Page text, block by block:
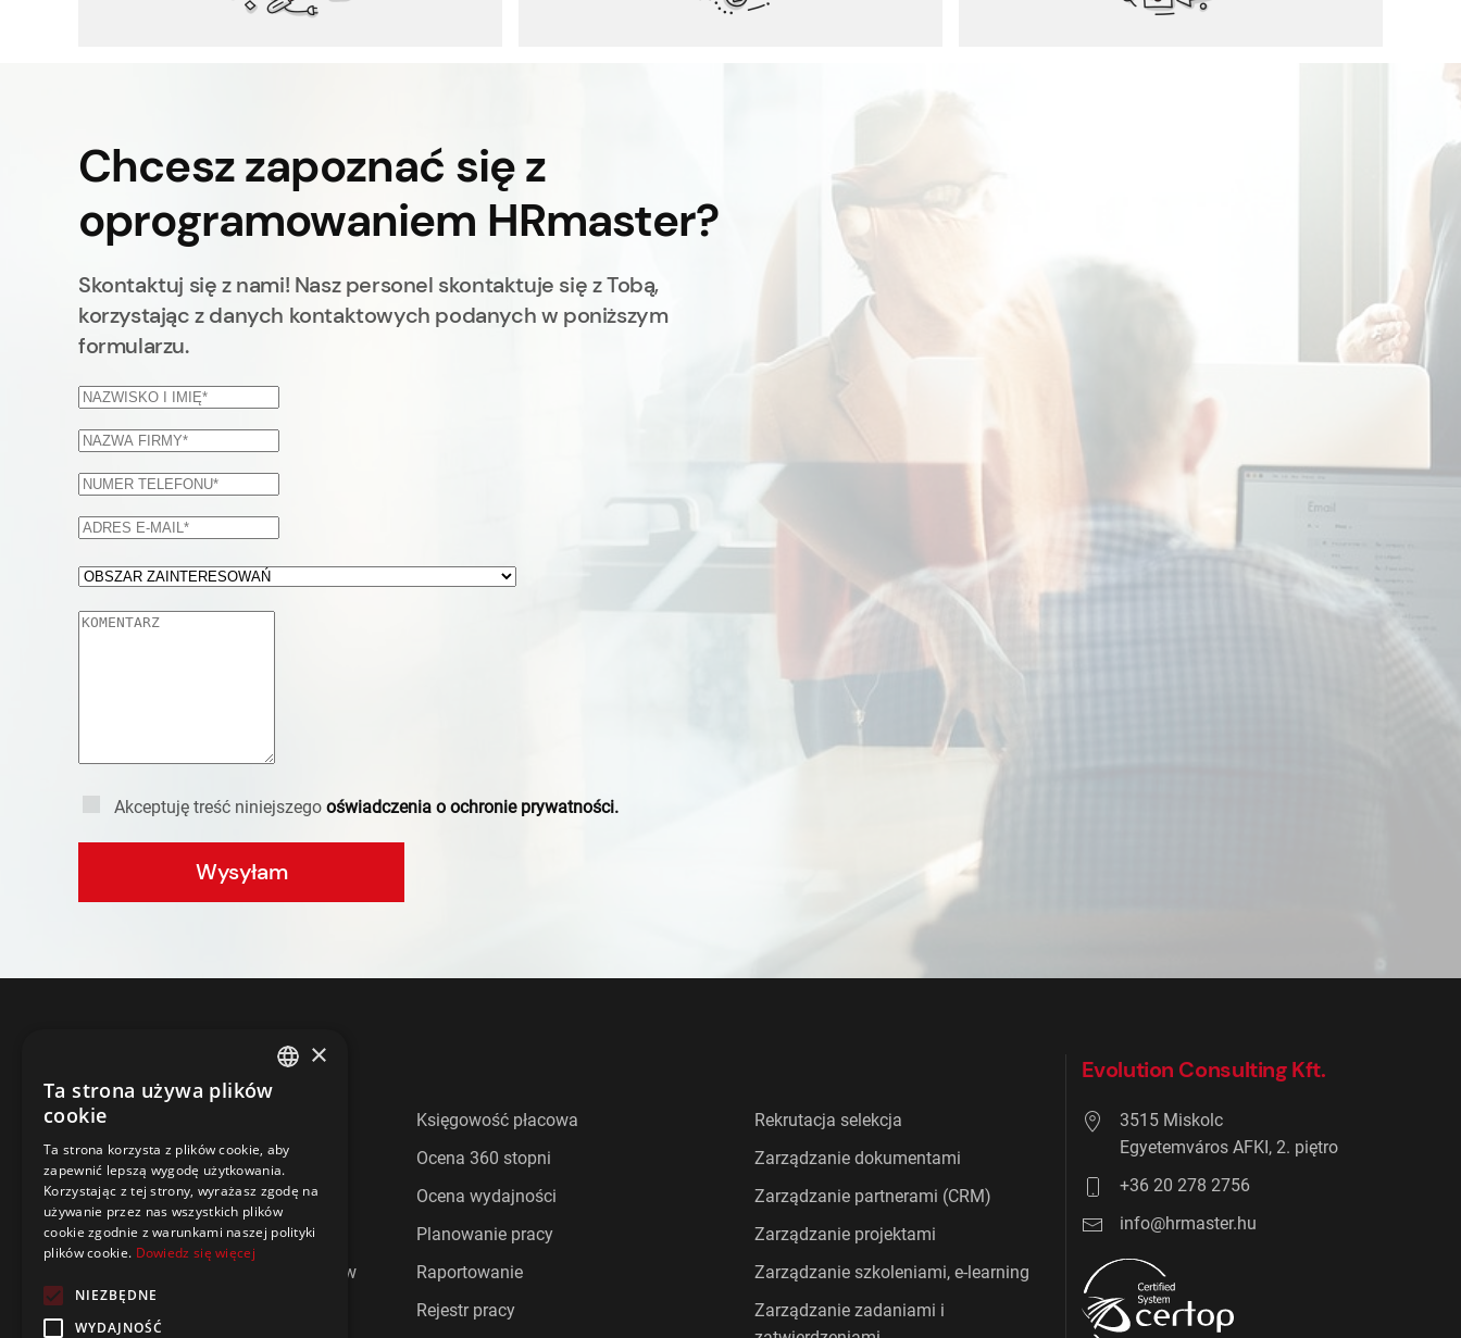
Chcesz zapoznać się z
oprogramowaniem HRmaster?
Skontaktuj się z nami! Nasz personel skontaktuje się z Tobą,
korzystając z danych kontaktowych podanych w poniższym
formularzu.
Akceptuję treść niniejszego oświadczenia o ochronie prywatności.
Wysyłam
Ankiety pracownicze
Cafeteria
Czas pracy i urlop
Ewidencja czasu pracy
Informacje zwrotne od pracowników
Komunikacji z pracownikami
Księgowość płacowa
Ocena 360 stopni
Ocena wydajności
Planowanie pracy
Raportowanie
Rejestr pracy
Rekrutacja selekcja
Zarządzanie dokumentami
Zarządzanie partnerami (CRM)
Zarządzanie projektami
Zarządzanie szkoleniami, e-learning
Zarządzanie zadaniami i
Evolution Consulting Kft.
3515 Miskolc
Egyetemváros AFKI, 2. piętro
+36 20 278 2756
info@hrmaster.hu
×
Ta strona używa plików
cookie
Ta strona korzysta z plików cookie, aby
zapewnić lepszą wygodę użytkowania.
Korzystając z tej strony, wyrażasz zgodę na
używanie przez nas wszystkich plików
cookie zgodnie z warunkami naszej polityki
plików cookie. Dowiedz się więcej
NIEZBĘDNE
WYDAJNOŚĆ